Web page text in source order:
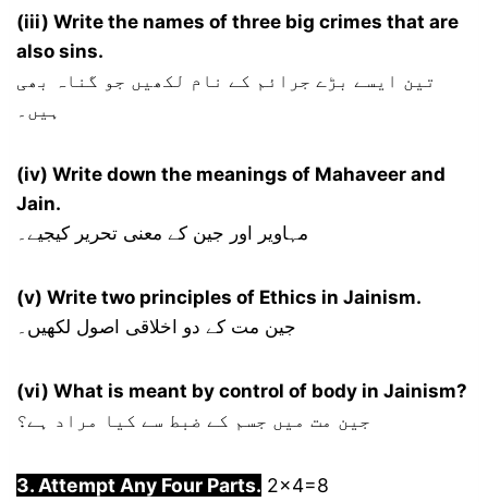
(iii) Write the names of three big crimes that are
also sins.
تین ایسے بڑے جرائم کے نام لکھیں جو گناہ بھی
ہیں۔
(iv) Write down the meanings of Mahaveer and
Jain.
مہاویر اور جین کے معنی تحریر کیجیے۔
(v) Write two principles of Ethics in Jainism.
جین مت کے دو اخلاقی اصول لکھیں۔
(vi) What is meant by control of body in Jainism?
جین مت میں جسم کے ضبط سے کیا مراد ہے؟
3. Attempt Any Four Parts. 2×4=8